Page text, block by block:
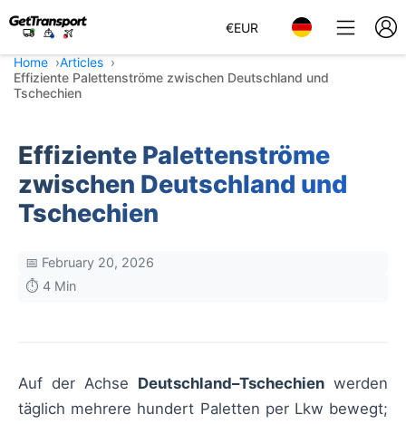
€EUR
Home
Articles
Effiziente Palettenströme zwischen Deutschland und
Tschechien
Effiziente Palettenströme
zwischen Deutschland und
Tschechien
📅 February 20, 2026
⏱️ 4 Min
Auf der Achse Deutschland–Tschechien werden
täglich mehrere hundert Paletten per Lkw bewegt;